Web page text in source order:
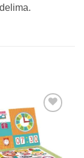
Sačuvaj
proizvod